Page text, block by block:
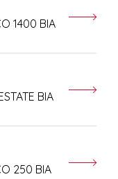
1400 BIA
BIA
250 BIA